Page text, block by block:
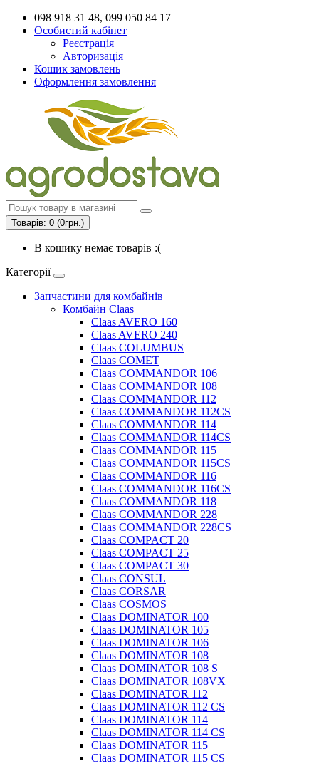
098 918 31 48, 099 050 84 17
Особистий кабінет
Реєстрація
Авторизація
Кошик замовлень
Оформлення замовлення
Товарів: 0 (0грн.)
В кошику немає товарів :(
Категорії
Запчастини для комбайнів
Комбайн Claas
Claas AVERO 160
Claas AVERO 240
Claas COLUMBUS
Claas COMET
Claas COMMANDOR 106
Claas COMMANDOR 108
Claas COMMANDOR 112
Claas COMMANDOR 112CS
Claas COMMANDOR 114
Claas COMMANDOR 114CS
Claas COMMANDOR 115
Claas COMMANDOR 115CS
Claas COMMANDOR 116
Claas COMMANDOR 116CS
Claas COMMANDOR 118
Claas COMMANDOR 228
Claas COMMANDOR 228CS
Claas COMPACT 20
Claas COMPACT 25
Claas COMPACT 30
Claas CONSUL
Claas CORSAR
Claas COSMOS
Claas DOMINATOR 100
Claas DOMINATOR 105
Claas DOMINATOR 106
Claas DOMINATOR 108
Claas DOMINATOR 108 S
Claas DOMINATOR 108VX
Claas DOMINATOR 112
Claas DOMINATOR 112 CS
Claas DOMINATOR 114
Claas DOMINATOR 114 CS
Claas DOMINATOR 115
Claas DOMINATOR 115 CS